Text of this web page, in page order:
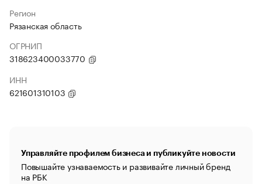
Регион
Рязанская область
ОГРНИП
318623400033770
ИНН
621601310103
Управляйте профилем бизнеса и публикуйте новости
Повышайте узнаваемость и развивайте личный бренд
на РБК